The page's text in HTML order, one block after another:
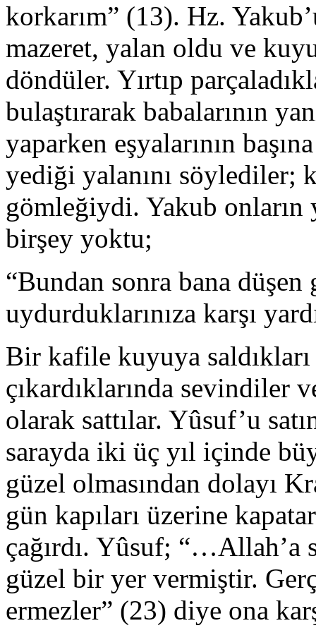
korkarım” (13). Hz.
mazeret, yalan oldu ve
döndüler. Yırtıp
bulaştırarak babalarının
yaparken eşyalarının
yediği yalanını söylediler;
gömleğiydi. Yakub onların
birşey yoktu;
“Bundan sonra bana
uydurduklarınıza karşı
Bir kafile kuyuya
çıkardıklarında sevindiler
olarak sattılar. Yûsuf’u
sarayda iki üç yıl içinde
güzel olmasından dolayı
gün kapıları üzerine
çağırdı. Yûsuf; “…Allah’a
güzel bir yer vermiştir.
ermezler” (23) diye ona